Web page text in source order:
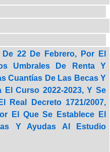
De 22 De Febrero, Por El
Umbrales De Renta Y
Cuantías De Las Becas Y
Curso 2022-2023, Y Se
Real Decreto 1721/2007,
El Que Se Establece El
Y Ayudas Al Estudio